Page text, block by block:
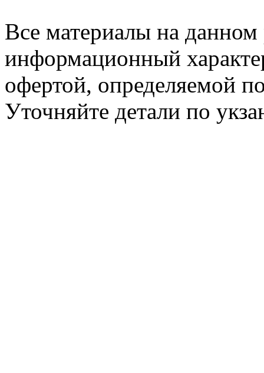
Все материалы на данном
информационный
офертой, определяемой
Уточняйте детали по